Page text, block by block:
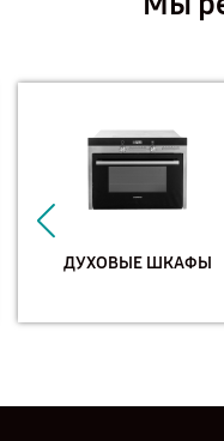
ДУХОВЫЕ ШКАФЫ